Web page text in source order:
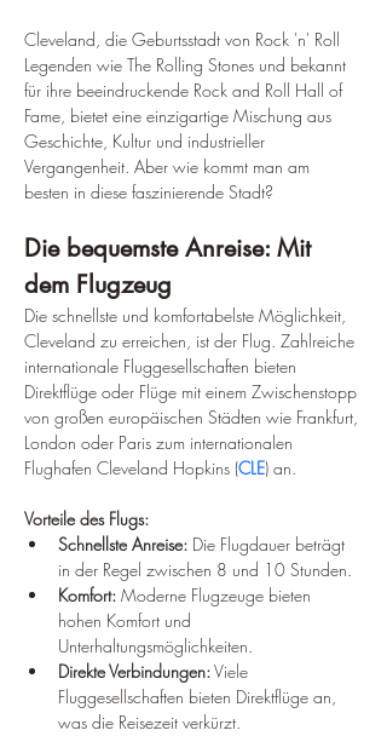
Cleveland, die Geburtsstadt von Rock 'n' Roll
Legenden wie The Rolling Stones und bekannt
für ihre beeindruckende Rock and Roll Hall of
Fame, bietet eine einzigartige Mischung aus
Geschichte, Kultur und industrieller
Vergangenheit. Aber wie kommt man am
besten in diese faszinierende Stadt?
Die bequemste Anreise: Mit
dem Flugzeug
Die schnellste und komfortabelste Möglichkeit,
Cleveland zu erreichen, ist der Flug. Zahlreiche
internationale Fluggesellschaften bieten
Direktflüge oder Flüge mit einem Zwischenstopp
von großen europäischen Städten wie Frankfurt,
London oder Paris zum internationalen
Flughafen Cleveland Hopkins (CLE) an.
Vorteile des Flugs:
Schnellste Anreise: Die Flugdauer beträgt
in der Regel zwischen 8 und 10 Stunden.
Komfort: Moderne Flugzeuge bieten
hohen Komfort und
Unterhaltungsmöglichkeiten.
Direkte Verbindungen: Viele
Fluggesellschaften bieten Direktflüge an,
was die Reisezeit verkürzt.